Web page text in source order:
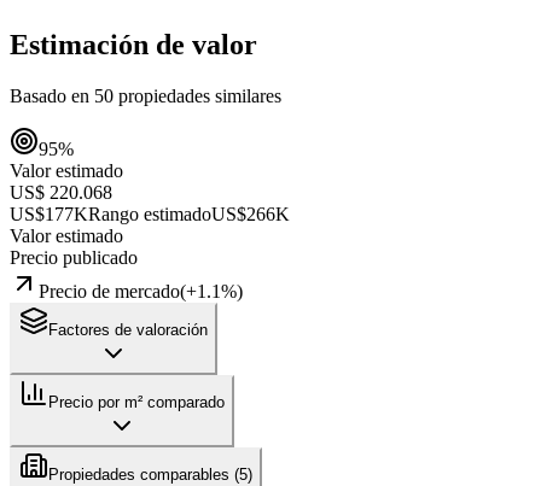
Estimación de valor
Basado en 50 propiedades similares
95%
Valor estimado
US$ 220.068
US$177KRango estimadoUS$266K
Valor estimado
Precio publicado
Precio de mercado(+1.1%)
Factores de valoración
Precio por m² comparado
Propiedades comparables (5)